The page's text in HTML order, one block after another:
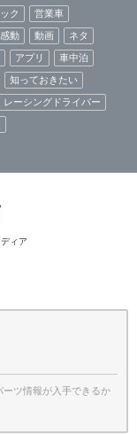
ク
営業車
感動 動画
ネタ
アプリ
車中泊
知っておきたい
レーシングドライバー
ィア
ツ情報が入手できるか